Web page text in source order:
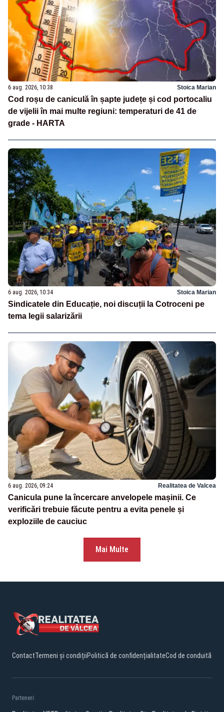
6 aug. 2026, 10:38 Stoica Marian
Cod roșu de caniculă în șapte județe și cod portocaliu
de vijelii în mai multe regiuni: temperaturi de 41 de
grade - HARTA
6 aug. 2026, 10:34 Stoica Marian
Sindicatele din Educație, noi discuții la Cotroceni pe
tema legii salarizării
6 aug. 2026, 09:24 Realitatea de Valcea
Canicula pune la încercare anvelopele mașinii. Ce
verificări trebuie făcute pentru a evita penele și
exploziile de cauciuc
Mai Multe
ContactTermeni și condițiiPolitică de confidențialitateCod de conduită
Parteneri: